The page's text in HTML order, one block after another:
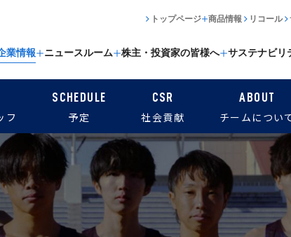
業情報 ニュースルーム 株主・投資家の皆様へ サステナビリ
トップページ 商品情報 リコール
フ
SCHEDULE
予定
CSR
社会貢献
ABOUT
チームについ